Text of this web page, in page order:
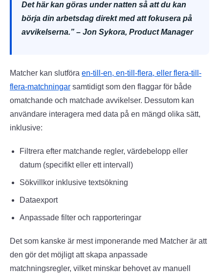
Det här kan göras under natten så att du kan
börja din arbetsdag direkt med att fokusera på
avvikelserna.” – Jon Sykora, Product Manager
Matcher kan slutföra en-till-en, en-till-flera, eller flera-till-
flera-matchningar samtidigt som den flaggar för både
omatchande och matchade avvikelser. Dessutom kan
användare interagera med data på en mängd olika sätt,
inklusive:
Filtrera efter matchande regler, värdebelopp eller
datum (specifikt eller ett intervall)
Sökvillkor inklusive textsökning
Dataexport
Anpassade filter och rapporteringar
Det som kanske är mest imponerande med Matcher är att
den gör det möjligt att skapa anpassade
matchningsregler, vilket minskar behovet av manuell